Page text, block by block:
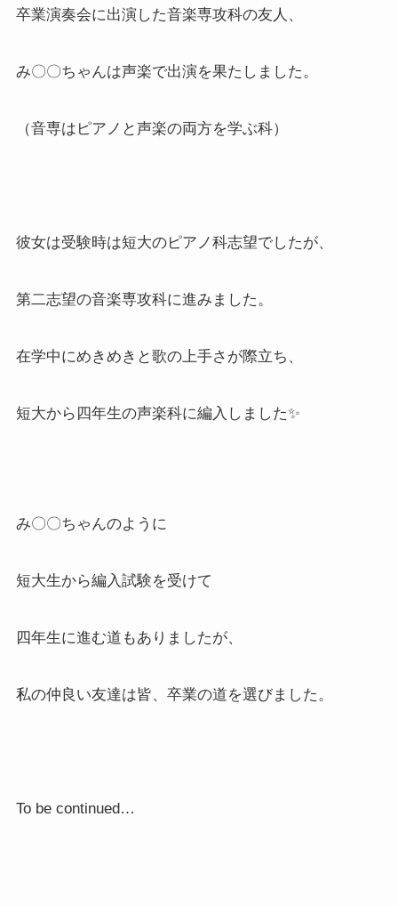
卒業演奏会に出演した音楽専攻科の友人、
み〇〇ちゃんは声楽で出演を果たしました。
（音専はピアノと声楽の両方を学ぶ科）
彼女は受験時は短大のピアノ科志望でしたが、
第二志望の音楽専攻科に進みました。
在学中にめきめきと歌の上手さが際立ち、
短大から四年生の声楽科に編入しました✨
み〇〇ちゃんのように
短大生から編入試験を受けて
四年生に進む道もありましたが、
私の仲良い友達は皆、卒業の道を選びました。
To be continued…